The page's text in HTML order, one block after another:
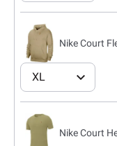
Nike Court
XL
Nike Court